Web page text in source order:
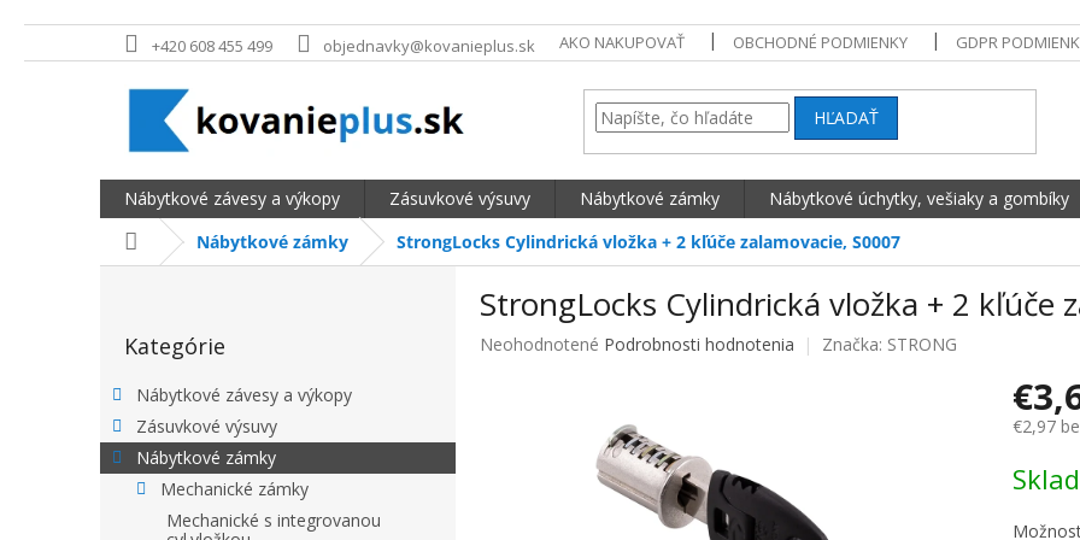
Prejsť na obsah +420 608 455 499 objednavky@kovanieplus.sk AKO NAKUPOVAŤ OBCHODNÉ PODMIENKY GDPR
HĽADAŤ
Nábytkové závesy a výkopy Zásuvkové výsuvy Nábytkové zámky Nábytkové úchytky, vešiaky a gombíky
DomovNábytkové zámky StrongLocks Cylindrická vložka + 2 kľúče zalamovacie, S0007
BOČNÝ PANEL
Kategórie
Nábytkové závesy a výkopy
Zásuvkové výsuvy
Nábytkové zámky
Mechanické zámky
Mechanické s integrovanou
StrongLocks Cylindrická vložka + 2 kľúče
Priemerné hodnotenie produktu je 0,0 z 5 hviezdičiek.
Neohodnotené Podrobnosti hodnotenia Značka: STRONG
€2,97